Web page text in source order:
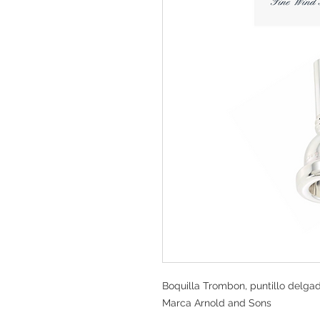
Boquilla Trombon, puntillo
Marca Arnold and Sons